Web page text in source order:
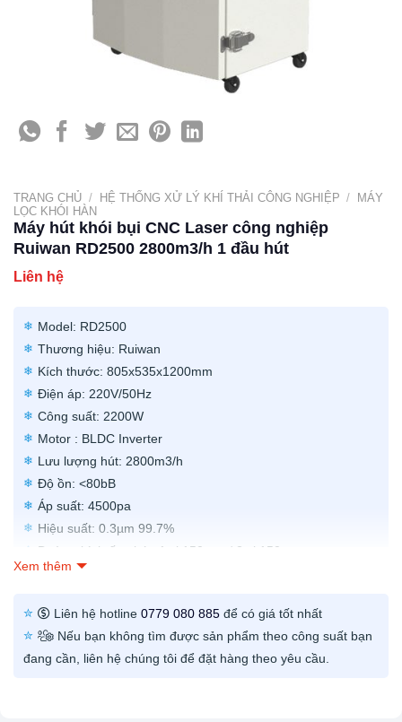
TRANG CHỦ / HỆ THỐNG XỬ LÝ KHÍ THẢI CÔNG NGHIỆP /
MÁY
LỌC KHÓI HÀN
Máy hút khói bụi CNC Laser công nghiệp
Ruiwan RD2500 2800m3/h 1 đầu hút
Liên hệ
Model: RD2500
Thương hiệu: Ruiwan
Kích thước: 805x535x1200mm
Điện áp: 220V/50Hz
Công suất: 2200W
Motor : BLDC Inverter
Lưu lượng hút: 2800m3/h
Độ ồn: <80bB
Áp suất: 4500pa
Hiệu suất: 0.3µm 99.7%
Đường kính ống hút: 1xΦ150mm / 2xΦ150mm
Cửa thoát khí: Φ200mm
Màng lọc HEPA: 2pcs
Màng lọc HEPA & Active Carbon:14pcs
Tấm chắn lửa (Flame screen) : 1pcs
Xem thêm
Liên hệ hotline 0779 080 885 để có giá tốt nhất
Nếu bạn không tìm được sản phẩm theo công suất bạn
đang cần, liên hệ chúng tôi để đặt hàng theo yêu cầu.